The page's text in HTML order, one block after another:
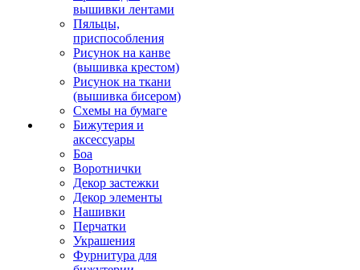
вышивки лентами
Пяльцы,
приспособления
Рисунок на канве
(вышивка крестом)
Рисунок на ткани
(вышивка бисером)
Схемы на бумаге
Бижутерия и
аксессуары
Боа
Воротнички
Декор застежки
Декор элементы
Нашивки
Перчатки
Украшения
Фурнитура для